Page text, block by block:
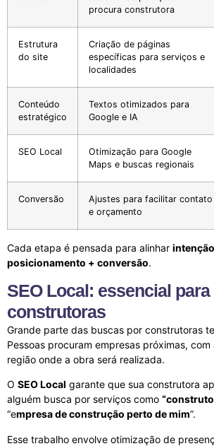
procura construtora
Estrutura
do site
Criação de páginas
específicas para serviços e
localidades
Conteúdo
estratégico
Textos otimizados para
Google e IA
SEO Local
Otimização para Google
Maps e buscas regionais
Conversão
Ajustes para facilitar contato
e orçamento
Cada etapa é pensada para alinhar
posicionamento + conversão.
SEO Local: essencial para
construtoras
Grande parte das buscas por construtoras
Pessoas procuram empresas próximas,
região onde a obra será realizada.
O SEO Local garante que sua construtora
alguém busca por serviços como
“empresa de construção perto de mim”.
Esse trabalho envolve otimização de